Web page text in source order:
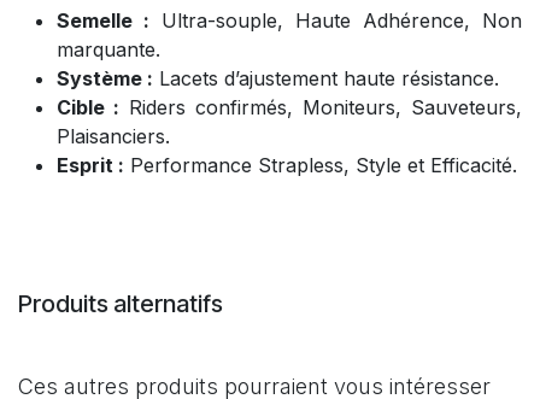
Semelle : Ultra-souple, Haute Adhérence, Non
marquante.
Système : Lacets d’ajustement haute résistance.
Cible : Riders confirmés, Moniteurs, Sauveteurs,
Plaisanciers.
Esprit : Performance Strapless, Style et Efficacité.
Produits alternatifs
Ces autres produits pourraient vous intéresser